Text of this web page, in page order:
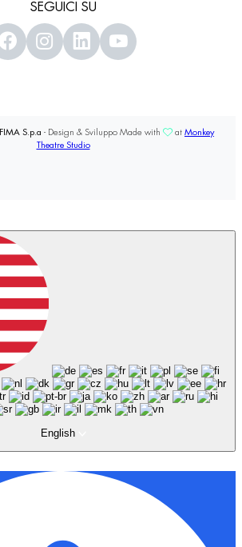
SEGUICI SU
FIMA S.p.a - Design & Sviluppo Made with at Monkey
Theatre Studio
English